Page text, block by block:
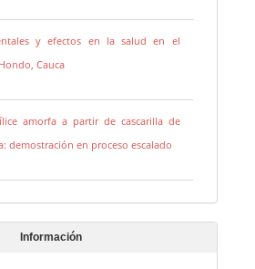
y efectos en la salud en el
Cauca
amorfa a partir de cascarilla de
demostración en proceso escalado
Información